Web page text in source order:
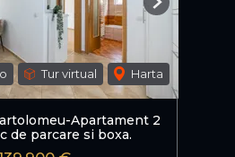
Tur virtual Harta
Next
Apartament 2
de parcare si boxa.